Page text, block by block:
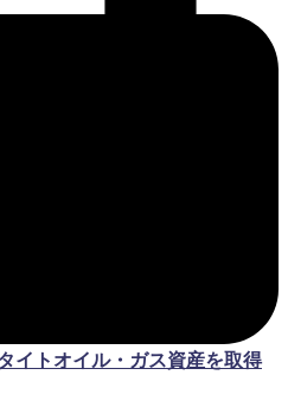
イトオイル・ガス資産を取得